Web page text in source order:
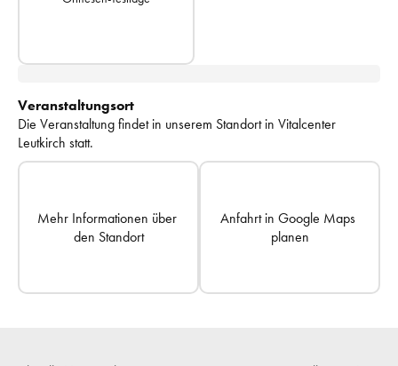
Veranstaltungsort
Die Veranstaltung findet in unserem Standort in Vitalcenter
Leutkirch statt.
Mehr Informationen über
den Standort
Anfahrt in Google Maps
planen